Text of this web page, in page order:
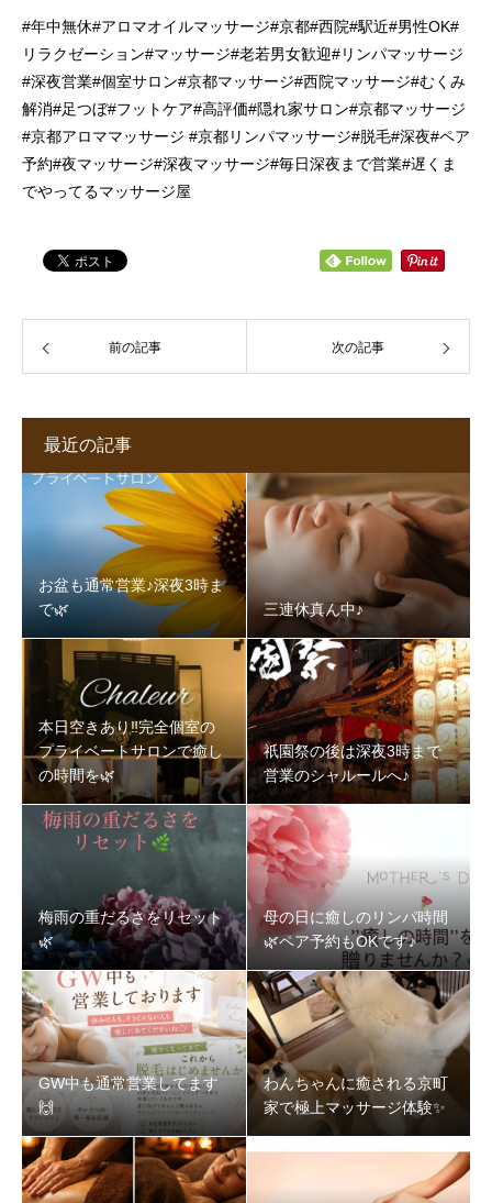
#年中無休#アロマオイルマッサージ#京都#西院#駅近#男性OK#
リラクゼーション#マッサージ#老若男女歓迎#リンパマッサージ
#深夜営業#個室サロン#京都マッサージ#西院マッサージ#むくみ
解消#足つぼ#フットケア#高評価#隠れ家サロン#京都マッサージ
#京都アロママッサージ #京都リンパマッサージ#脱毛#深夜#ペア
予約#夜マッサージ#深夜マッサージ#毎日深夜まで営業#遅くま
でやってるマッサージ屋
前の記事 次の記事
最近の記事
お盆も通常営業♪深夜3時ま
で🌿‬
三連休真ん中♪
本日空きあり‼️完全個室の
プライベートサロンで癒し
の時間を🌿‬
祇園祭の後は深夜3時まで
営業のシャルールへ♪
梅雨の重だるさをリセット
🌿‬
母の日に癒しのリンパ時間
🌿‬ペア予約もOKです♪
GW中も通常営業してます
🙌
わんちゃんに癒される京町
家で極上マッサージ体験✨